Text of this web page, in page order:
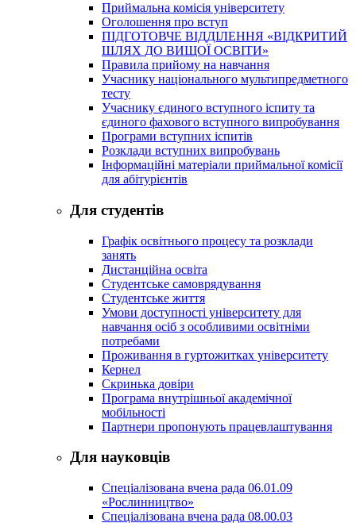
Приймальна комісія університету
Оголошення про вступ
ПІДГОТОВЧЕ ВІДДІЛЕННЯ «ВІДКРИТИЙ
ШЛЯХ ДО ВИЩОЇ ОСВІТИ»
Правила прийому на навчання
Учаснику національного мультипредметного
тесту
Учаснику єдиного вступного іспиту та
єдиного фахового вступного випробування
Програми вступних іспитів
Розклади вступних випробувань
Інформаційні матеріали приймальної комісії
для абітурієнтів
Для студентів
Графік освітнього процесу та розклади
занять
Дистанційна освіта
Студентське самоврядування
Студентське життя
Умови доступності університету для
навчання осіб з особливими освітніми
потребами
Проживання в гуртожитках університету
Кернел
Скринька довіри
Програма внутрішньої академічної
мобільності
Партнери пропонують працевлаштування
Для науковців
Спеціалізована вчена рада 06.01.09
«Рослинництво»
Спеціалізована вчена рада 08.00.03